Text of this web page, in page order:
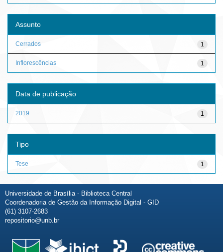
Assunto
1
Cerrados
1
Inflorescências
Data de publicação
1
2019
Tipo
1
Tese
Universidade de Brasília - Biblioteca Central
Coordenadoria de Gestão da Informação Digital - GID
(61) 3107-2683
repositorio@unb.br